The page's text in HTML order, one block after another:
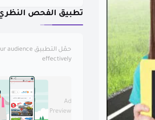
تطبيق الفحص النظري
حمّل التطبيق audience
effectively
Ad
Preview